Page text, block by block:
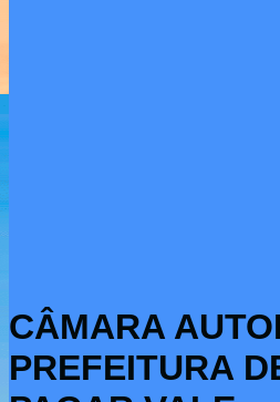
CÂMARA
PREFEITURA